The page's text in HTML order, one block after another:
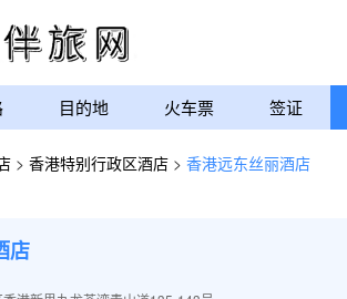
目的地 火车票 签证
> 香港特别行政区酒店 > 香港远东丝丽酒店
店